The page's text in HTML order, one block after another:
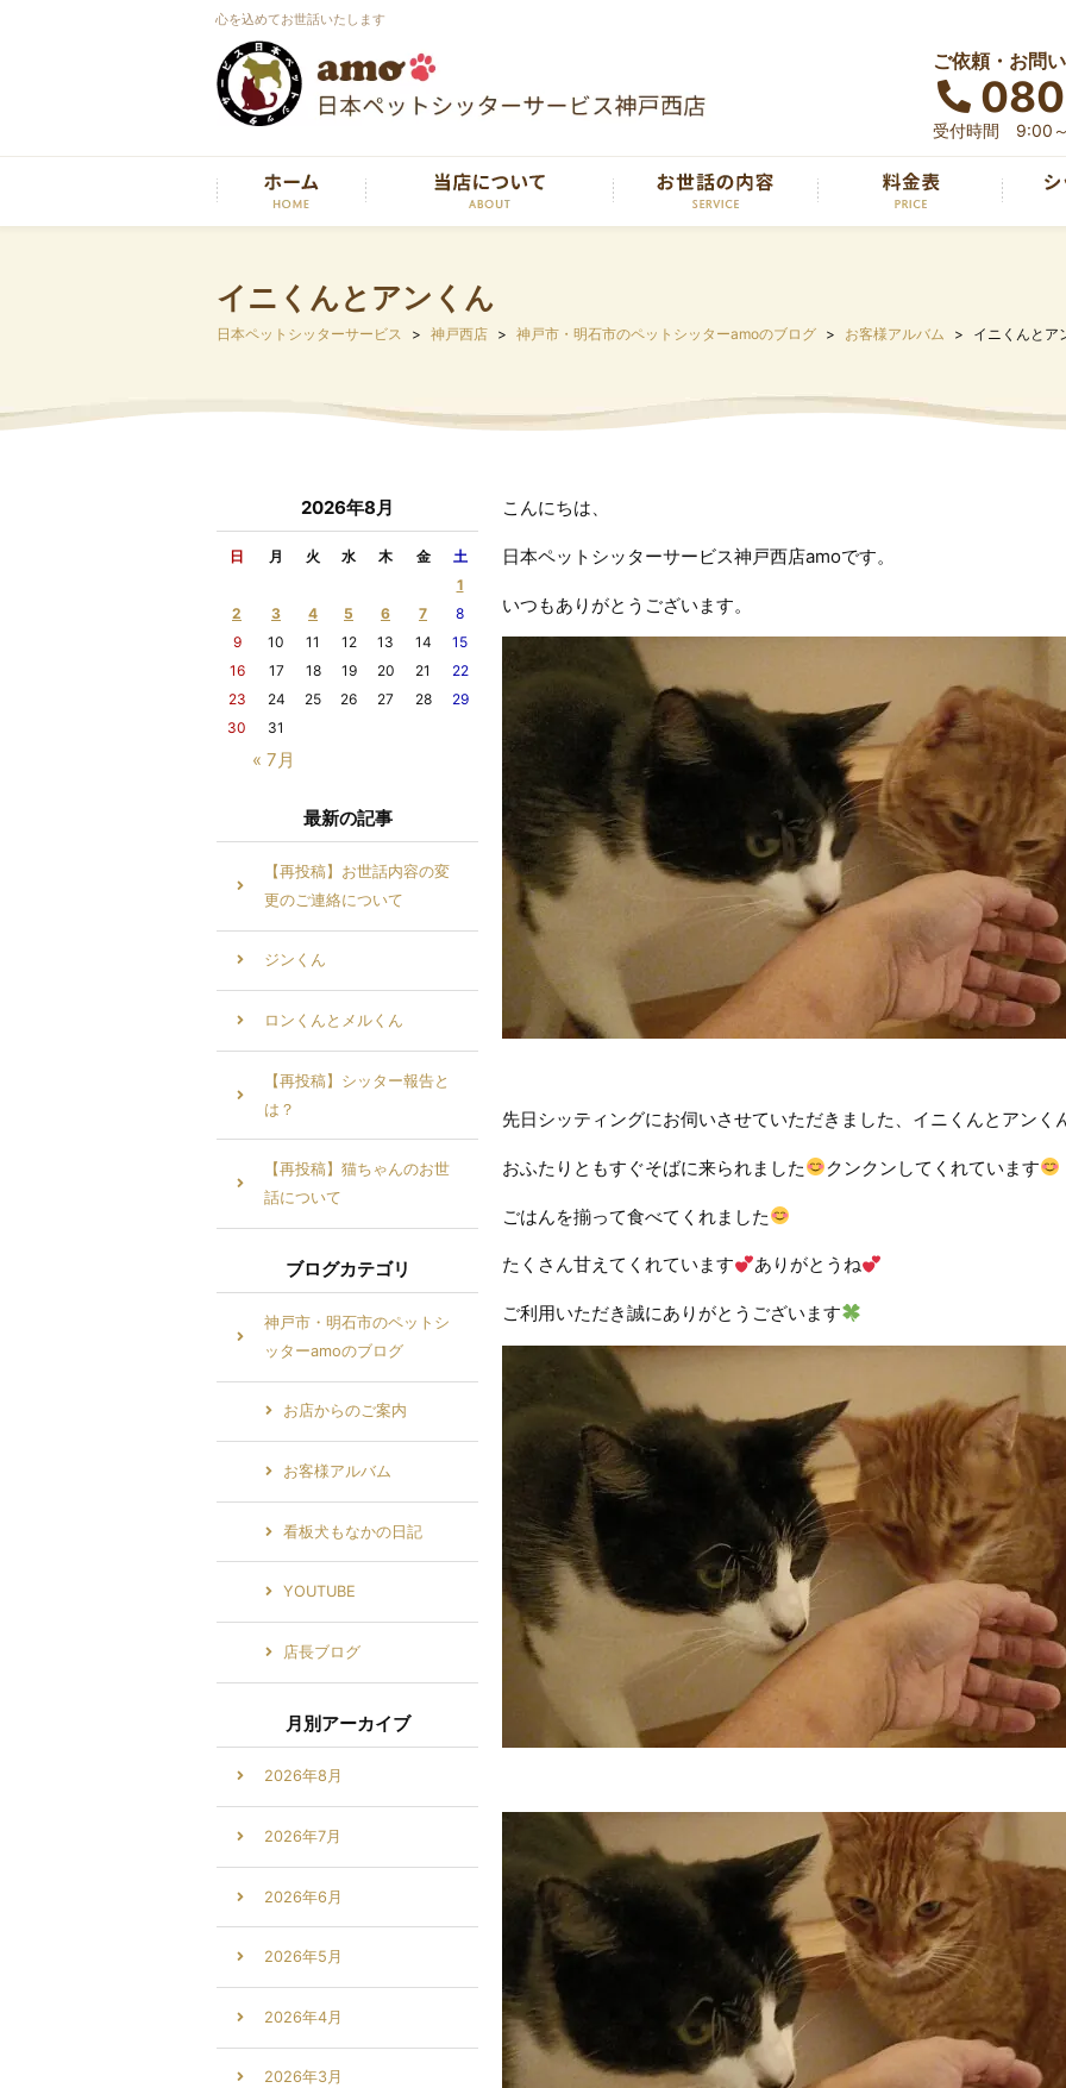
心を込めてお世話いたします
ご依頼・お問
受付時間 9:00
イニくんとアンくん
日本ペットシッターサービス 神戸西店 神戸市・明石市のペットシッターamoのブログ お客様アルバム イニくんとア
こんにちは、
日本ペットシッターサービス神戸西店amoです。
いつもありがとうございます。
先日シッティングにお伺いさせていただきました、イニくんとアンく
おふたりともすぐそばに来られました クンクンしてくれています
ごはんを揃って食べてくれました
たくさん甘えてくれています ありがとうね
ご利用いただき誠にありがとうございます
2026年8月
日 月 火 水 木 金 土
« 7月
1
2
3 4 5 6 7
8
9
10 11 12 13 14
15
16
17 18 19 20 21
22
23
24 25 26 27 28
29
30
31
最新の記事
【再投稿】お世話内容の変
更のご連絡について
ジンくん
ロンくんとメルくん
【再投稿】シッター報告と
は？
【再投稿】猫ちゃんのお世
話について
ブログカテゴリ
神戸市・明石市のペットシ
ッターamoのブログ
お店からのご案内
お客様アルバム
看板犬もなかの日記
YOUTUBE
店長ブログ
月別アーカイブ
2026年8月
2026年7月
2026年6月
2026年5月
2026年4月
2026年3月